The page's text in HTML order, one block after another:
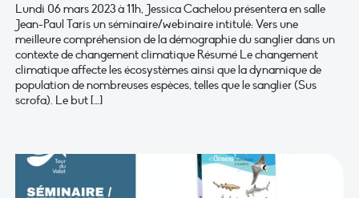
Lundi 06 mars 2023 à 11h, Jessica Cachelou présentera en salle
Jean-Paul Taris un séminaire/webinaire intitulé: Vers une
meilleure compréhension de la démographie du sanglier dans un
contexte de changement climatique Résumé Le changement
climatique affecte les écosystèmes ainsi que la dynamique de
population de nombreuses espèces, telles que le sanglier (Sus
scrofa). Le but […]